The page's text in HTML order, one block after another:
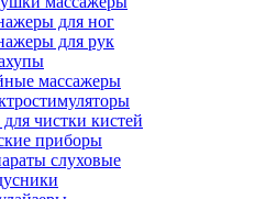
для ног
для рук
массажеры
чистки кистей
приборы
слуховые